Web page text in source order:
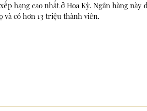
hạng cao nhất ở Hoa Kỳ. Ngân hàng